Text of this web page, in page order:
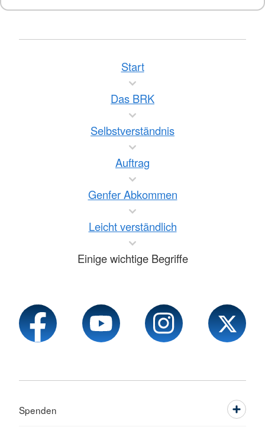
Start
Das BRK
Selbstverständnis
Auftrag
Genfer Abkommen
Leicht verständlich
Einige wichtige Begriffe
Spenden